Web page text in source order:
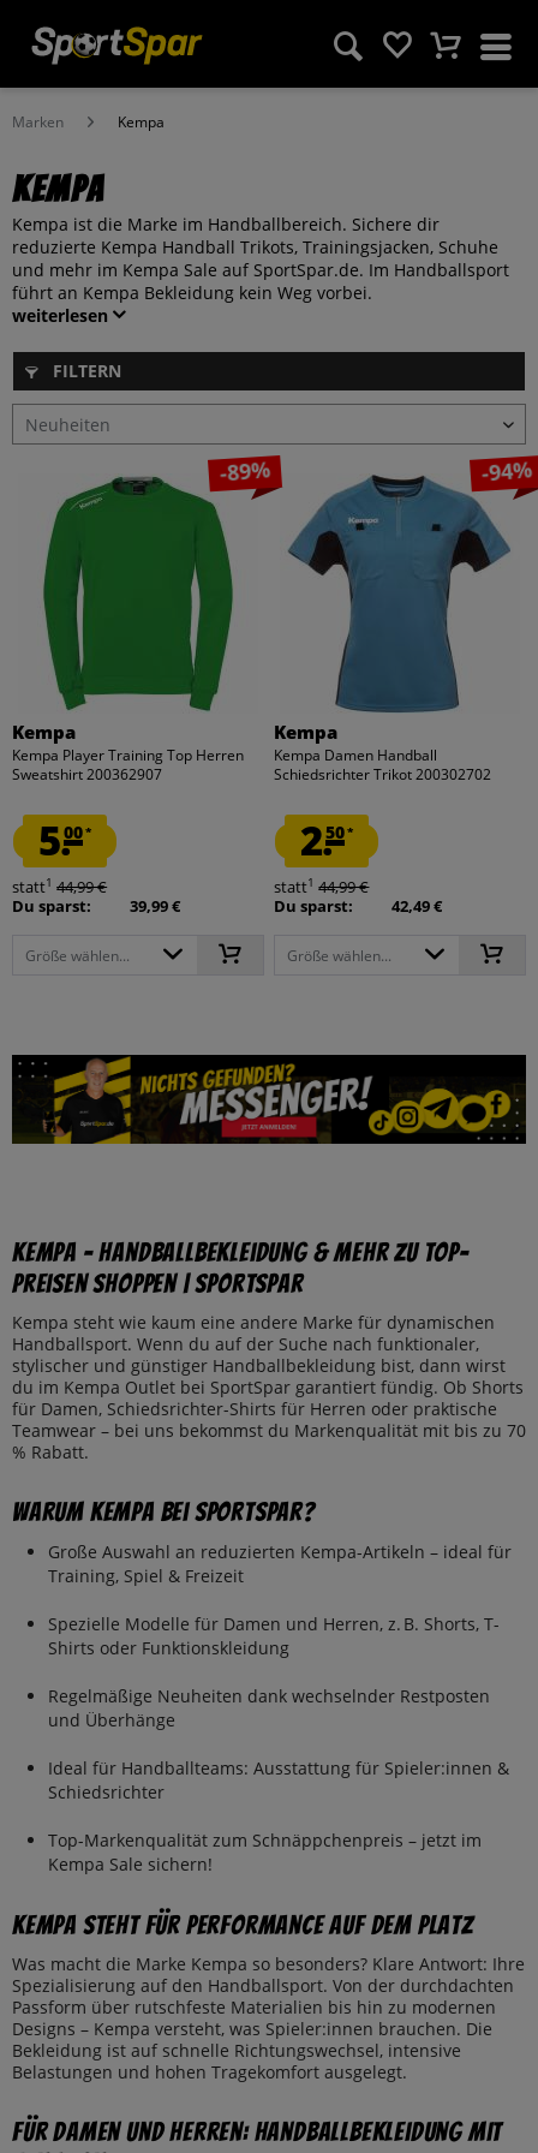
Marken Kempa
Kempa
Kempa ist die Marke im Handballbereich. Sichere dir
reduzierte Kempa Handball Trikots, Trainingsjacken, Schuhe
und mehr im Kempa Sale auf SportSpar.de. Im Handballsport
führt an Kempa Bekleidung kein Weg vorbei.
weiterlesen
FILTERN
-89%
Kempa
Kempa Player Training Top Herren
Sweatshirt 200362907
5.00*
statt1 44,99 €
Du sparst:
39,99 €
Größe wählen...
-94%
Kempa
Kempa Damen Handball
Schiedsrichter Trikot 200302702
2.50*
statt1 44,99 €
Du sparst:
42,49 €
Größe wählen...
Kempa – Handballbekleidung & mehr zu Top-
Preisen shoppen | SportSpar
Kempa steht wie kaum eine andere Marke für dynamischen
Handballsport. Wenn du auf der Suche nach funktionaler,
stylischer und günstiger Handballbekleidung bist, dann wirst
du im Kempa Outlet bei SportSpar garantiert fündig. Ob Shorts
für Damen, Schiedsrichter-Shirts für Herren oder praktische
Teamwear – bei uns bekommst du Markenqualität mit bis zu 70
% Rabatt.
Warum Kempa bei SportSpar?
Große Auswahl an reduzierten Kempa-Artikeln – ideal für
Training, Spiel & Freizeit
Spezielle Modelle für Damen und Herren, z. B. Shorts, T-
Shirts oder Funktionskleidung
Regelmäßige Neuheiten dank wechselnder Restposten
und Überhänge
Ideal für Handballteams: Ausstattung für Spieler:innen &
Schiedsrichter
Top-Markenqualität zum Schnäppchenpreis – jetzt im
Kempa Sale sichern!
Kempa steht für Performance auf dem Platz
Was macht die Marke Kempa so besonders? Klare Antwort: Ihre
Spezialisierung auf den Handballsport. Von der durchdachten
Passform über rutschfeste Materialien bis hin zu modernen
Designs – Kempa versteht, was Spieler:innen brauchen. Die
Bekleidung ist auf schnelle Richtungswechsel, intensive
Belastungen und hohen Tragekomfort ausgelegt.
Für Damen und Herren: Handballbekleidung mit